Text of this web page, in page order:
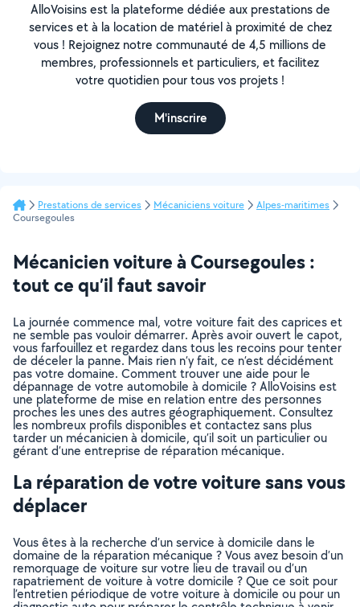
AlloVoisins est la plateforme dédiée aux prestations de
services et à la location de matériel à proximité de chez
vous ! Rejoignez notre communauté de 4,5 millions de
membres, professionnels et particuliers, et facilitez
votre quotidien pour tous vos projets !
M'inscrire
Prestations de services Mécaniciens voiture
Alpes-maritimes
Coursegoules
Mécanicien voiture à Coursegoules :
tout ce qu’il faut savoir
La journée commence mal, votre voiture fait des caprices et
ne semble pas vouloir démarrer. Après avoir ouvert le capot,
vous farfouillez et regardez dans tous les recoins pour tenter
de déceler la panne. Mais rien n’y fait, ce n’est décidément
pas votre domaine. Comment trouver une aide pour le
dépannage de votre automobile à domicile ? AlloVoisins est
une plateforme de mise en relation entre des personnes
proches les unes des autres géographiquement. Consultez
les nombreux profils disponibles et contactez sans plus
tarder un mécanicien à domicile, qu’il soit un particulier ou
gérant d’une entreprise de réparation mécanique.
La réparation de votre voiture sans vous
déplacer
Vous êtes à la recherche d’un service à domicile dans le
domaine de la réparation mécanique ? Vous avez besoin d’un
remorquage de voiture sur votre lieu de travail ou d’un
rapatriement de voiture à votre domicile ? Que ce soit pour
l’entretien périodique de votre voiture à domicile ou pour un